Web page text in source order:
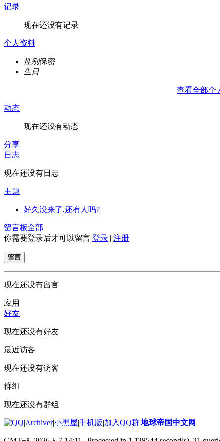
记录
现在还没有记录
个人资料
性别保密
生日
查看全部个
动态
现在还没有动态
分享
日志
现在还没有日志
主题
好久没来了,还有人吗?
留言板全部
你需要登录后才可以留言 登录 | 注册
留言
现在还没有留言
应用
好友
现在还没有好友
最近访客
现在还没有访客
群组
现在还没有群组
|Archiver|小黑屋|手机版|加入QQ群|地球帝国中文网